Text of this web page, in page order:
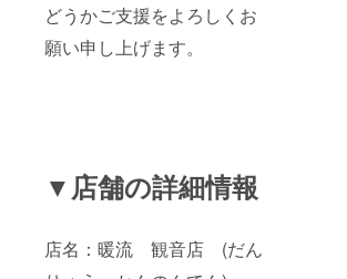
どうかご支援をよろしくお
願い申し上げます。
▼店舗の詳細情報
店名：暖流 観音店 (だん